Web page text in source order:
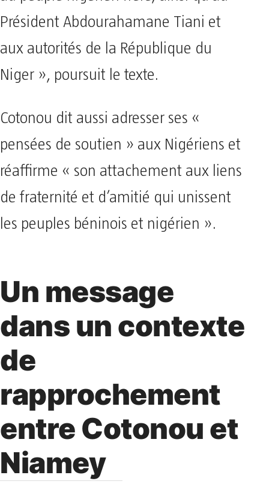
Président Abdourahamane Tiani et
aux autorités de la République du
Niger », poursuit le texte.
Cotonou dit aussi adresser ses «
pensées de soutien » aux Nigériens et
réaffirme « son attachement aux liens
de fraternité et d’amitié qui unissent
les peuples béninois et nigérien ».
Un message
dans un contexte
de
rapprochement
entre Cotonou et
Niamey